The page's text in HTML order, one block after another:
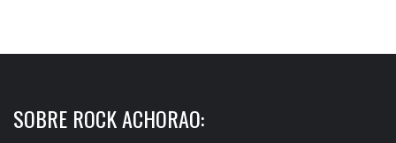
SOBRE ROCK ACHORAO: